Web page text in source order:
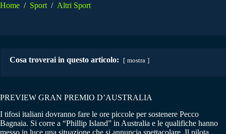
Home / Sport / Altri Sport
Cosa troverai in questo articolo: mostra
PREVIEW GRAN PREMIO D’AUSTRALIA
I tifosi italiani dovranno fare le ore piccole per sostenere Pecco
Bagnaia. Si corre a “Phillip Island” in Australia e le qualifiche hanno
messo in luce una situazione che si annuncia spettacolare. Il pilota